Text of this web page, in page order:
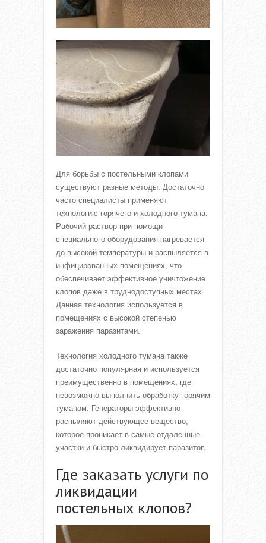
Для борьбы с постельными клопами
существуют разные методы. Достаточно
часто специалисты применяют
технологию горячего и холодного тумана.
Рабочий раствор при помощи
специального оборудования нагревается
до высокой температуры и распыляется в
инфицированных помещениях, что
обеспечивает эффективное уничтожение
клопов даже в труднодоступных местах.
Данная технология используется в
помещениях с высокой степенью
заражения паразитами.
Технология холодного тумана также
достаточно популярная и используется
преимущественно в помещениях, где
невозможно выполнить обработку горячим
туманом. Генераторы эффективно
распыляют действующее вещество,
которое проникает в самые отдаленные
участки и быстро ликвидирует паразитов.
Где заказать услуги по
ликвидации
постельных клопов?